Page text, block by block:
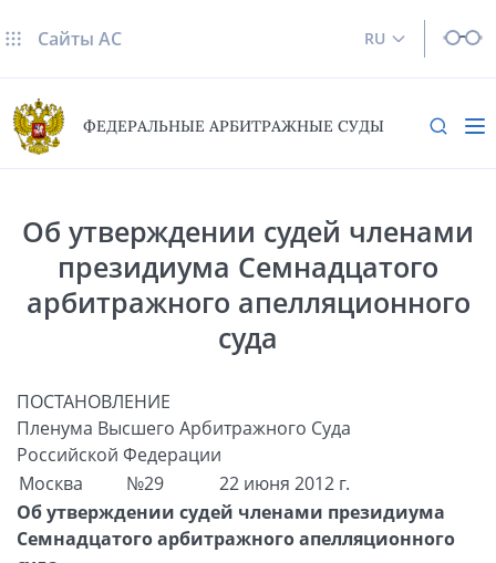
RU
Сайты AC
ФЕДЕРАЛЬНЫЕ АРБИТРАЖНЫЕ СУДЫ
Об утверждении судей членами
президиума Семнадцатого
арбитражного апелляционного
суда
ПОСТАНОВЛЕНИЕ
Пленума Высшего Арбитражного Суда
Российской Федерации
Москва
№29
22 июня 2012 г.
Об утверждении судей членами президиума
Семнадцатого арбитражного апелляционного